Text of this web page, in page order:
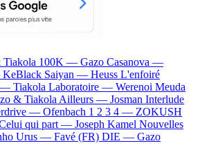
Tiakola 100K — Gazo Casanova —
KeBlack Saiyan — Heuss L'enfoiré
— Tiakola Laboratoire — Werenoi Meuda
& Tiakola Ailleurs — Josman Interlude
— Ofenbach 1 2 3 4 — ZOKUSH
qui part — Joseph Kamel Nouvelles
Urus — Favé (FR) DIE — Gazo